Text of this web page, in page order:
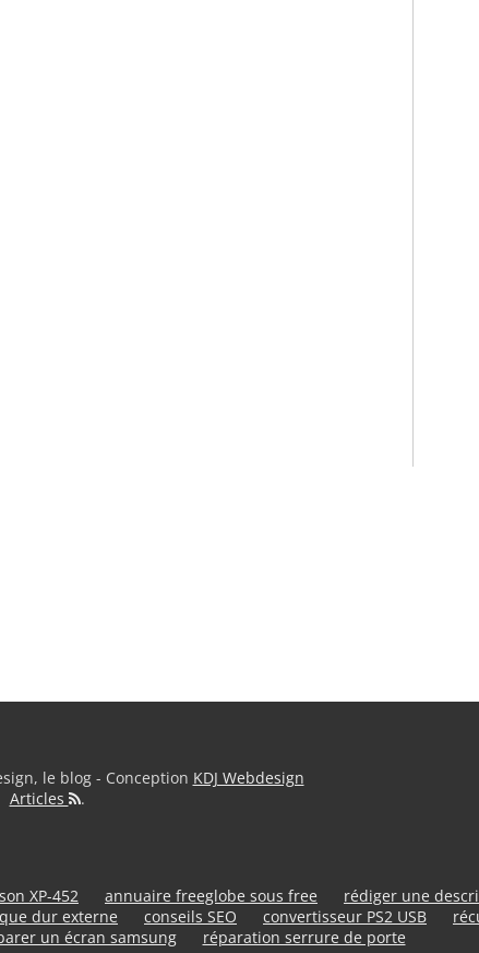
le blog - Conception KDJ Webdesign
Articles
.
XP-452 annuaire freeglobe sous free rédiger une
dur externe conseils SEO convertisseur PS2 USB
un écran samsung réparation serrure de porte